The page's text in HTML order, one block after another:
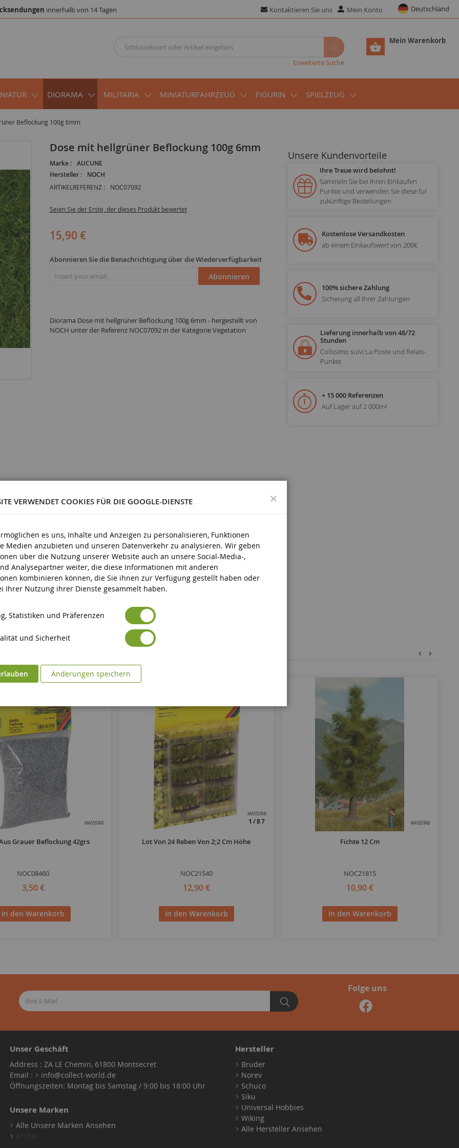
innerhalb von 14 Tagen Kontaktieren Sie uns Mein Konto Deutschland
Mein Warenkorb
Erweiterte Suche
DIORAMA MILITARIA MINIATURFAHRZEUG FIGURIN SPIELZEUG
Beflockung 100g 6mm
Dose mit hellgrüner Beflockung 100g 6mm
Marke :
AUCUNE
Hersteller :
NOCH
ARTIKELREFERENZ : NOC07092
Seien Sie der Erste, der dieses Produkt bewertet
15,90 €
Abonnieren Sie die Benachrichtigung über die Wiederverfügbarkeit
Abonnieren
Diorama Dose mit hellgrüner Beflockung 100g 6mm - hergestellt von
NOCH unter der Referenz NOC07092 in der Kategorie Vegetation
älter
Unsere Kundenvorteile
Ihre Treue wird belohnt!
Sammeln Sie bei Ihren Einkäufen
Punkte und verwenden Sie diese für
zukünftige Bestellungen
Kostenlose Versandkosten
ab einem Einkaufswert von 200€
100% sichere Zahlung
Sicherung all Ihrer Zahlungen
Lieferung innerhalb von 48/72
Stunden
Colissimo suivi La Poste und Relais-
Punkte
+ 15 000 Referenzen
Auf Lager auf 2 000m²
MASSSTAB
Grauer Beflockung 42grs
NOC08460
3,50 €
In den Warenkorb
MASSSTAB
1/87
Lot Von 24 Reben Von 2;2 Cm Höhe
NOC21540
12,90 €
In den Warenkorb
MASSSTAB
Fichte 12 Cm
NOC21815
10,90 €
In den Warenkorb
‹ ›
Folge uns
Unser Geschäft
Address : ZA LE Chemin, 61800 Montsecret
Email :
info@collect-world.de
Öffnungszeiten: Montag bis Samstag / 9:00 bis 18:00 Uhr
Unsere Marken
Alle Unsere Marken Ansehen
Hersteller
Bruder
Norev
Schuco
Siku
Universal Hobbies
Wiking
Alle Hersteller Ansehen
VERWENDET COOKIES FÜR DIE GOOGLE-DIENSTE
es uns, Inhalte und Anzeigen zu personalisieren, Funktionen
Medien anzubieten und unseren Datenverkehr zu analysieren. Wir geben
über die Nutzung unserer Website auch an unsere Social-Media-,
Analysepartner weiter, die diese Informationen mit anderen
kombinieren können, die Sie ihnen zur Verfügung gestellt haben oder
Ihrer Nutzung ihrer Dienste gesammelt haben.
Statistiken und Präferenzen
und Sicherheit
Änderungen speichern